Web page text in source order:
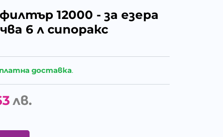
12000 - за езера
6 л сипоракс
доставка.
лв.